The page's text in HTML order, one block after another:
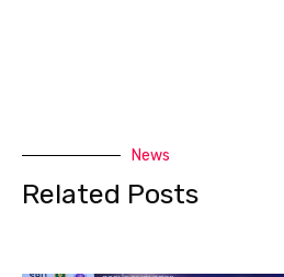
News
Related Posts